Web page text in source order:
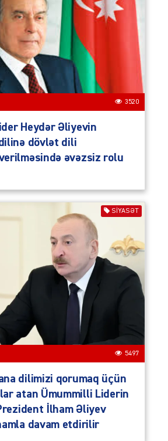
3520
Heydər Əliyevin
dövlət dili
əvəzsiz rolu
SIYASƏT
5497
dilimizi qorumaq üçün
atan Ümummilli Liderin
İlham Əliyev
davam etdirilir